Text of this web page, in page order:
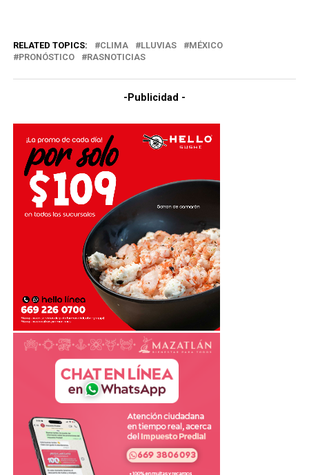
RELATED TOPICS: CLIMA LLUVIAS
MÉXICO
PRONÓSTICO
RASNOTICIAS
-Publicidad -